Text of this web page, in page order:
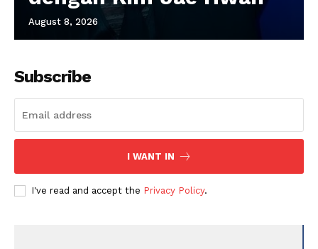
August 8, 2026
Subscribe
I WANT IN
I've read and accept the Privacy Policy.